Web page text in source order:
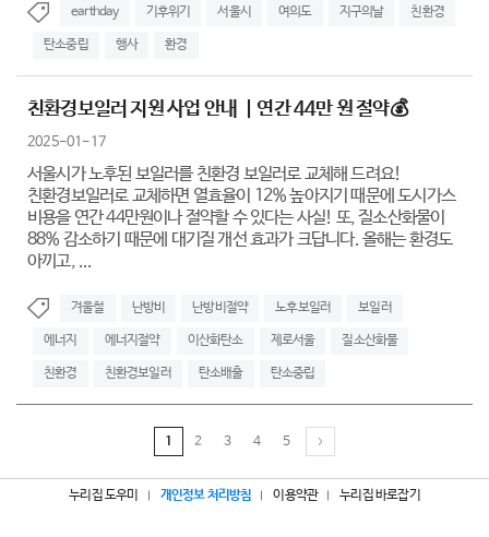
earthday 기후위기 서울시 여의도 지구의날 친환경
탄소중립 행사 환경
친환경보일러 지원 사업 안내 ｜연간 44만 원 절약💰
2025-01-17
서울시가 노후된 보일러를 친환경 보일러로 교체해 드려요!
친환경보일러로 교체하면 열효율이 12% 높아지기 때문에 도시가스
비용을 연간 44만원이나 절약할 수 있다는 사실! 또, 질소산화물이
88% 감소하기 때문에 대기질 개선 효과가 크답니다. 올해는 환경도
아끼고, ...
겨울철 난방비 난방비절약 노후보일러 보일러
에너지 에너지절약 이산화탄소 제로서울 질소산화물
친환경 친환경보일러 탄소배출 탄소중립
1 2 3 4 5
누리집 도우미 개인정보 처리방침 이용약관 누리집 바로잡기